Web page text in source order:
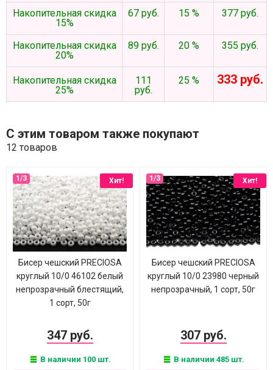
Накопительная скидка
15%
67 руб. 15 % 377 руб.
Накопительная скидка
20%
89 руб. 20 % 355 руб.
Накопительная скидка
25%
111
руб.
25 % 333 руб.
С этим товаром также покупают
12 товаров
Хит!
Бисер чешский PRECIOSA
круглый 10/0 46102 белый
непрозрачный блестящий,
1 сорт, 50г
347 руб.
В наличии 100 шт.
Хит!
Бисер чешский PRECIOSA
круглый 10/0 23980 черный
непрозрачный, 1 сорт, 50г
307 руб.
В наличии 485 шт.